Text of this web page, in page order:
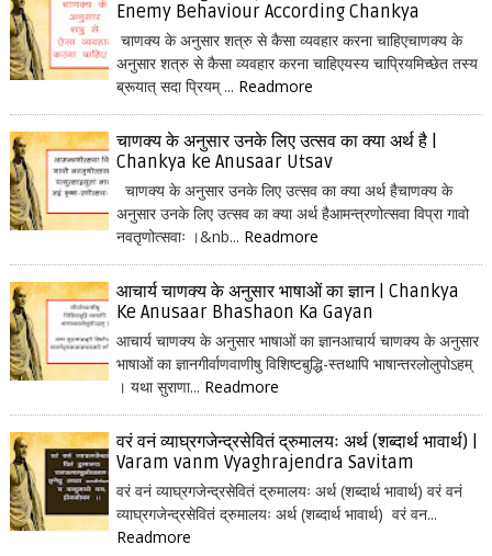
Enemy Behaviour According Chankya
चाणक्य के अनुसार शत्रु से कैसा व्यवहार करना चाहिएचाणक्य के
अनुसार शत्रु से कैसा व्यवहार करना चाहिएयस्य चाप्रियमिच्छेत तस्य
ब्रूयात् सदा प्रियम् ... Readmore
चाणक्य के अनुसार उनके लिए उत्सव का क्या अर्थ है |
Chankya ke Anusaar Utsav
चाणक्य के अनुसार उनके लिए उत्सव का क्या अर्थ हैचाणक्य के
अनुसार उनके लिए उत्सव का क्या अर्थ हैआमन्त्रणोत्सवा विप्रा गावो
नवतृणोत्सवाः ।&nb... Readmore
आचार्य चाणक्य के अनुसार भाषाओं का ज्ञान | Chankya
Ke Anusaar Bhashaon Ka Gayan
आचार्य चाणक्य के अनुसार भाषाओं का ज्ञानआचार्य चाणक्य के अनुसार
भाषाओं का ज्ञानगीर्वाणवाणीषु विशिष्टबुद्धि-स्तथापि भाषान्तरलोलुपोऽहम्
। यथा सुराणा... Readmore
वरं वनं व्याघ्रगजेन्द्रसेवितं द्रुमालयः अर्थ (शब्दार्थ भावार्थ) |
Varam vanm Vyaghrajendra Savitam
वरं वनं व्याघ्रगजेन्द्रसेवितं द्रुमालयः अर्थ (शब्दार्थ भावार्थ) वरं वनं
व्याघ्रगजेन्द्रसेवितं द्रुमालयः अर्थ (शब्दार्थ भावार्थ) वरं वन...
Readmore